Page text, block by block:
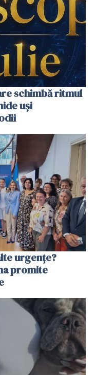
schimbă ritmul
uși
urgențe?
promite